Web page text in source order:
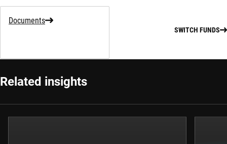
Documents
SWITCH FUNDS
Related insights